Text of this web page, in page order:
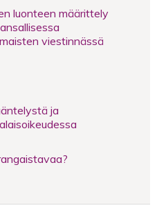
luonteen määrittely
viestinnässä
ja